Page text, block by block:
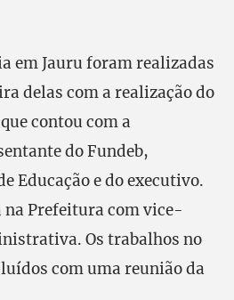
em Jauru foram realizadas
delas com a realização do
contou com a
do Fundeb,
Educação e do executivo.
na Prefeitura com vice-
Os trabalhos no
com uma reunião da